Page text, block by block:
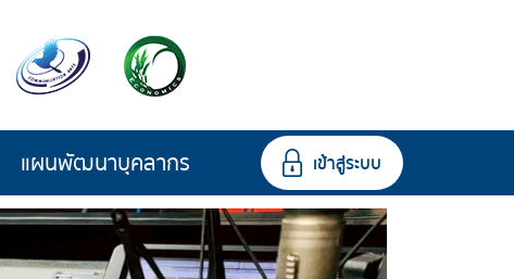
แผนพัฒนาบุคลากร เข้าสู่ระบบ